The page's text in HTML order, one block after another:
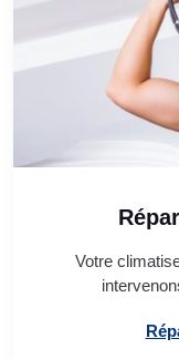
Votre